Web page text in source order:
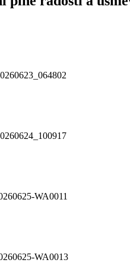
WA0011
WA0013